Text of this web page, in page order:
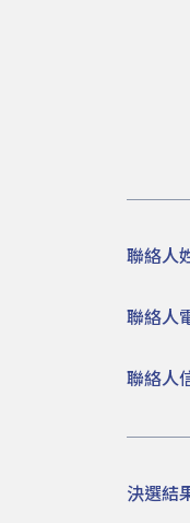
聯絡人
聯絡人
聯絡人
決選結